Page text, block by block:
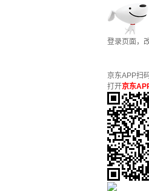
登录页面，
京东APP扫
打开京东